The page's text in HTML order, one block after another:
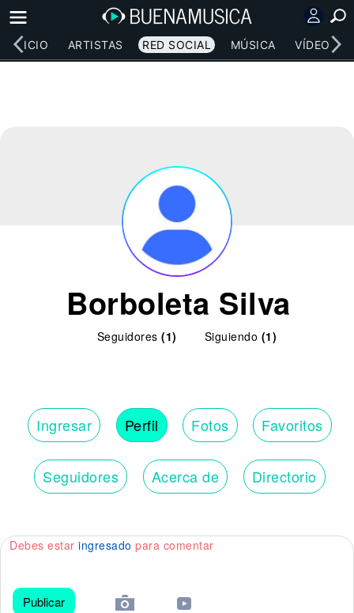
INICIO ARTISTAS RED SOCIAL MÚSICA VÍDEOS
Borboleta Silva
Seguidores (1) Siguiendo (1)
Ingresar Perfil Fotos Favoritos
Seguidores Acerca de Directorio
Debes estar ingresado para comentar
Publicar